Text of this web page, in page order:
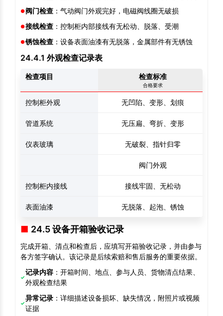
阀门检查 ：气动阀门外观完好，电磁阀线圈无破损
接线检查 ：控制柜内部接线有无松动、脱落、受潮
锈蚀检查 ：设备表面油漆有无脱落，金属部件有无锈蚀
24.4.1 外观检查记录表
检查项目 检查标准
合格要求
控制柜外观 无凹陷、变形、划痕
管道系统 无压扁、弯折、变形
仪表玻璃 无破裂、指针归零
阀门外观
控制柜内接线 接线牢固、无松动
表面油漆 无脱落、起泡、锈蚀
24.5 设备开箱验收记录
完成开箱、清点和检查后，应填写开箱验收记录，并由参与
各方签字确认。该记录是后续索赔和售后服务的重要依据。
记录内容 ：开箱时间、地点、参与人员、货物清点结果、
外观检查结果
异常记录 ：详细描述设备损坏、缺失情况，附照片或视频
证据